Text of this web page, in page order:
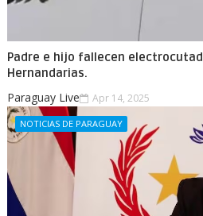
Padre e hijo fallecen
Hernandarias.
Paraguay Live Apr 14, 2025
NOTICIAS DE PARAGUAY